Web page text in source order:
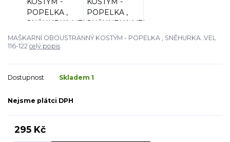
MAŠKARNÍ OBOUSTRANNÝ KOSTÝM - POPELKA , SNĚHURKA..VEL
116-122 celý popis
Dostupnost Skladem 1
Nejsme plátci DPH
295 Kč